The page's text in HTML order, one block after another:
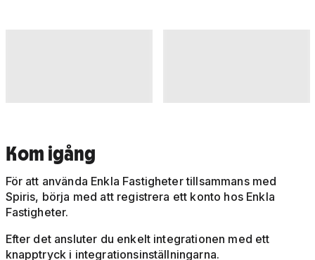
Kom igång
För att använda Enkla Fastigheter tillsammans med
Spiris, börja med att registrera ett konto hos Enkla
Fastigheter.
Efter det ansluter du enkelt integrationen med ett
knapptryck i integrationsinställningarna.